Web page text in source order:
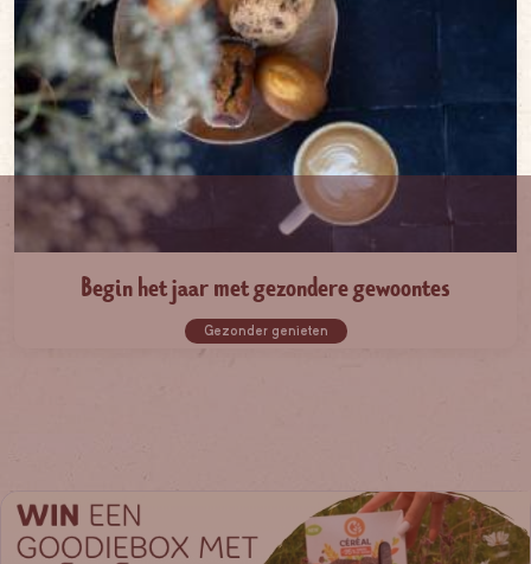
Begin het jaar met gezondere gewoontes
Gezonder genieten